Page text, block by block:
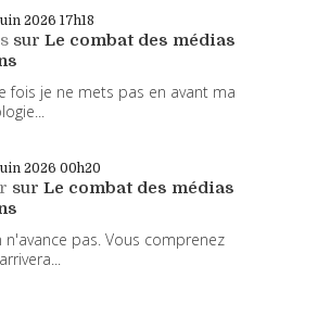
2026 17h18
sur Le combat des médias
fois je ne mets pas en avant ma
2026 00h20
sur Le combat des médias
n'avance pas. Vous comprenez